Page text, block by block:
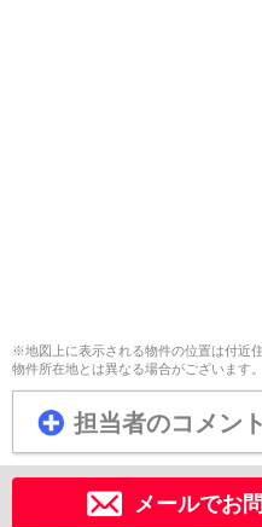
※地図上に表示される物件の位置は付近
物件所在地とは異なる場合がございます。
担当者のコメント
メールでお